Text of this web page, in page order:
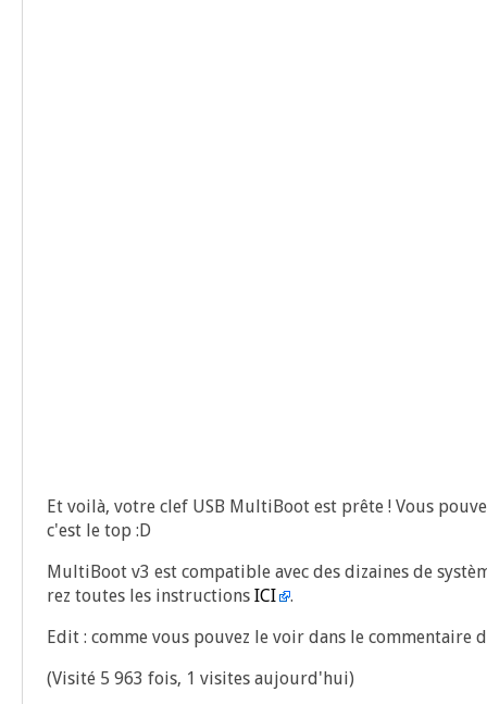
Et voi­là, votre clef USB Mul­ti­Boot est prête ! Vous
c'est le top :D
Mul­ti­Boot v3 est com­pa­tible avec des dizaines de
rez toutes les ins­truc­tions ICI
.
Edit : comme vous pou­vez le voir dans le com­men­taire
(Visité 5 963 fois, 1 visites aujourd'hui)